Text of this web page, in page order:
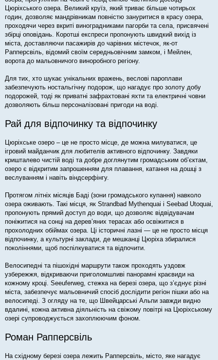
Цюріхського озера. Великий круїз, який триває більше чотирьох
годин, дозволяє мандрівникам повністю зануритися в красу озера,
проходячи через вкриті виноградниками пагорби та села, присвячені
збірці оповідань. Коротші експреси пропонують швидкий вихід із
міста, доставляючи пасажирів до чарівних містечок, як-от
Рапперсвіль, відомий своїм середньовічним замком, і Мейлен,
ворота до мальовничого виноробного регіону.
Для тих, хто шукає унікальних вражень, веслові пароплави
забезпечують ностальгічну подорож, що нагадує про золоту добу
подорожей, тоді як приватні зафрахтовані яхти та електричні човни
дозволяють більш персоналізовані пригоди на воді.
Рай для відпочинку та відпочинку
Цюріхське озеро – це не просто місце, де можна милуватися, це
ігровий майданчик для любителів активного відпочинку. Завдяки
кришталево чистій воді та добре доглянутим громадським об’єктам,
озеро є відкритим запрошенням для плавання, катання на дошці з
веслуванням і навіть віндсерфінгу.
Протягом літніх місяців Баді (зони громадського купання) навколо
озера оживають. Такі місця, як Strandbad Mythenquai і Seebad Utoquai,
пропонують прямий доступ до води, що дозволяє відвідувачам
поніжитися на сонці на дерев’яних терасах або освіжитися в
прохолодних обіймах озера. Ці історичні лазні — це не просто місця
відпочинку, а культурні заклади, де мешканці Цюріха збиралися
поколіннями, щоб поспілкуватися та відпочити.
Велосипедні та пішохідні маршрути також проходять уздовж
узбережжя, відкриваючи приголомшливі панорамні краєвиди на
кожному кроці. Seeuferweg, стежка на березі озера, що з’єднує різні
міста, забезпечує мальовничий спосіб дослідити регіон пішки або на
велосипеді. З огляду на те, що Швейцарські Альпи завжди видно
вдалині, кожна активна діяльність на свіжому повітрі на Цюріхському
озері супроводжується захоплюючим фоном.
Роман Рапперсвіль
На східному березі озера лежить Рапперсвіль, місто, яке нагадує